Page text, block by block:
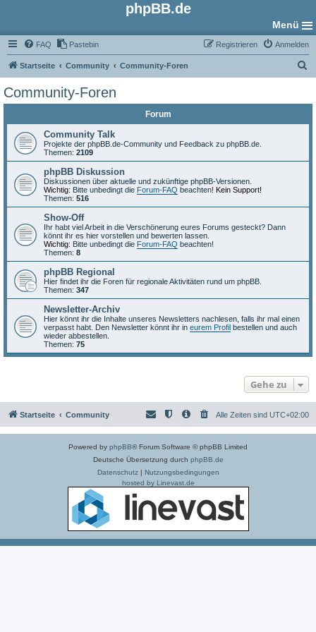
phpBB.de
Menü
FAQ Pastebin Anmelden
Registrieren
Startseite Community Community-Foren
Community-Foren
Forum
Community Talk
Projekte der phpBB.de-Community und Feedback zu phpBB.de.
Themen: 2109
phpBB Diskussion
Diskussionen über aktuelle und zukünftige phpBB-Versionen.
Wichtig: Bitte unbedingt die Forum-FAQ beachten! Kein Support!
Themen: 516
Show-Off
Ihr habt viel Arbeit in die Verschönerung eures Forums gesteckt? Dann
könnt ihr es hier vorstellen und bewerten lassen.
Wichtig: Bitte unbedingt die Forum-FAQ beachten!
Themen: 8
phpBB Regional
Hier findet ihr die Foren für regionale Aktivitäten rund um phpBB.
Themen: 347
Newsletter-Archiv
Hier könnt ihr die Inhalte unseres Newsletters nachlesen, falls ihr mal einen
verpasst habt. Den Newsletter könnt ihr in eurem Profil bestellen und auch
wieder abbestellen.
Themen: 75
Gehe zu
Startseite Community Alle Zeiten sind UTC+02:00
Powered by phpBB® Forum Software © phpBB Limited
Deutsche Übersetzung durch phpBB.de
Datenschutz| Nutzungsbedingungen
hosted by Linevast.de